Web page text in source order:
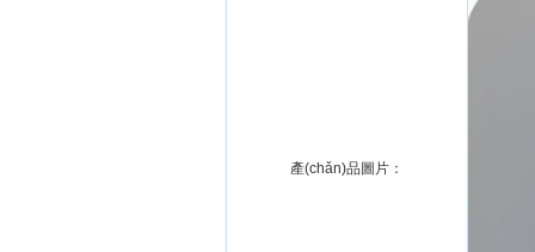
產(chǎn)品圖片：